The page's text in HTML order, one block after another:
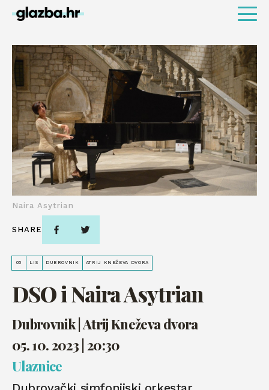
05 LIS DUBROVNIK ATRIJ KNEŽEVA DVORA
DSO i Naira Asytrian
Dubrovnik | Atrij Kneževa dvora
05. 10. 2023 | 20:30
Ulaznice
Naira Asytrian
SHARE